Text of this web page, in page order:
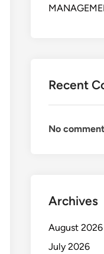
Recent
No
Archives
August 2026
July 2026